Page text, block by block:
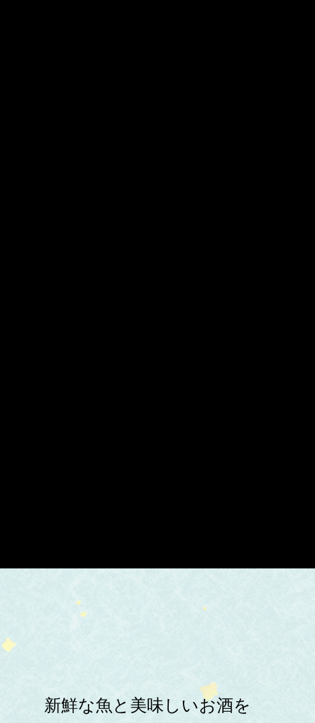
新鮮な魚と美味しいお酒を